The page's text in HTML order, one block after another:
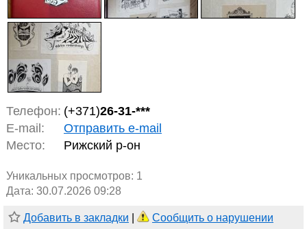
Телефон: (+371)26-31-***
E-mail:
Отправить e-mail
Место:
Рижский р-он
Уникальных просмотров: 1
Дата: 30.07.2026 09:28
Добавить в закладки Сообщить о нарушении